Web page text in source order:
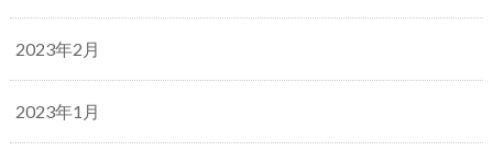
2023年2月
2023年1月